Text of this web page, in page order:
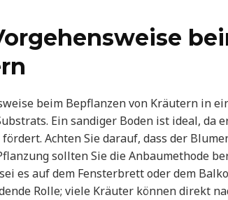
beim Bepflanzen von Kräutern in
Ein sandiger Boden ist ideal, da
fördert. Achten Sie darauf, dass der
sollten Sie die Anbaumethode
es auf dem Fensterbrett oder dem
Rolle; viele Kräuter können direkt